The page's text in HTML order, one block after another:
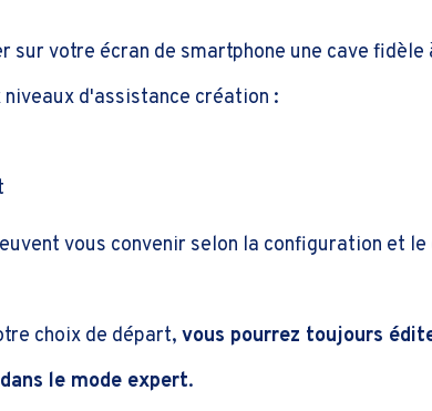
sur votre écran de smartphone une cave fidèle
niveaux d'assistance création :
vous convenir selon la configuration et
choix de départ, vous pourrez toujours
le mode expert.